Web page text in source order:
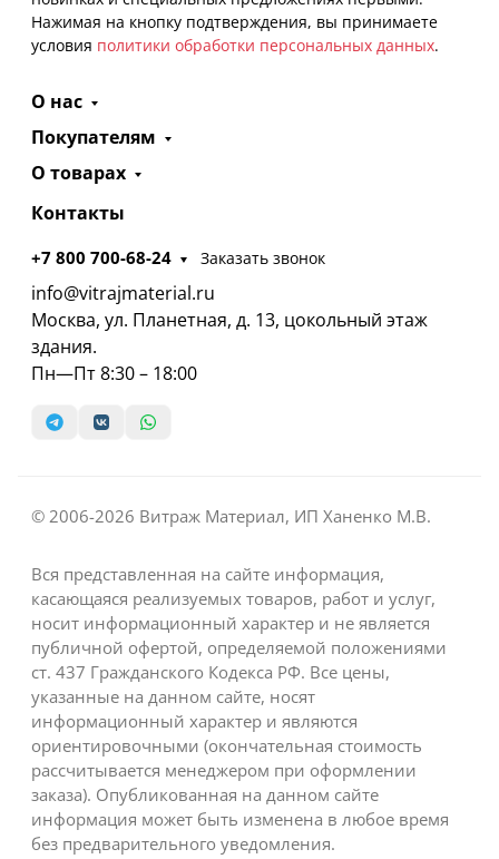
Нажимая на кнопку подтверждения, вы принимаете
условия политики обработки персональных данных.
О нас
Покупателям
О товарах
Контакты
+7 800 700-68-24 Заказать звонок
info@vitrajmaterial.ru
Москва, ул. Планетная, д. 13, цокольный этаж
здания.
Пн—Пт 8:30 – 18:00
© 2006-2026 Витраж Материал, ИП Ханенко М.В.
Вся представленная на сайте информация,
касающаяся реализуемых товаров, работ и услуг,
носит информационный характер и не является
публичной офертой, определяемой положениями
ст. 437 Гражданского Кодекса РФ. Все цены,
указанные на данном сайте, носят
информационный характер и являются
ориентировочными (окончательная стоимость
рассчитывается менеджером при оформлении
заказа). Опубликованная на данном сайте
информация может быть изменена в любое время
без предварительного уведомления.